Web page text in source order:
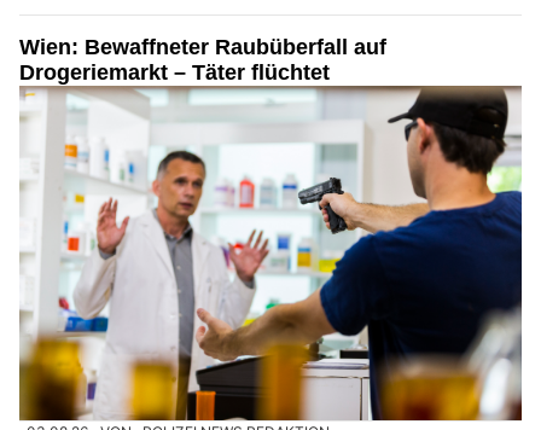
Wien: Bewaffneter Raubüberfall auf
Drogeriemarkt – Täter flüchtet